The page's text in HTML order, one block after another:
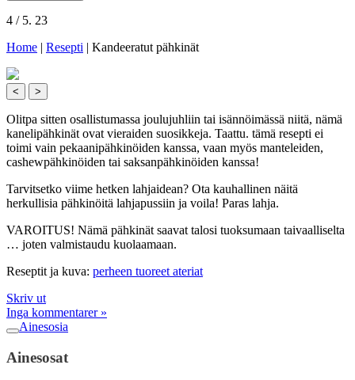
4 / 5. 23
Home | Resepti | Kandeeratut pähkinät
< >
Olitpa sitten osallistumassa joulujuhliin tai isännöimässä niitä, nämä
kanelipähkinät ovat vieraiden suosikkeja. Taattu. tämä resepti ei
toimi vain pekaanipähkinöiden kanssa, vaan myös manteleiden,
cashewpähkinöiden tai saksanpähkinöiden kanssa!
Tarvitsetko viime hetken lahjaidean? Ota kauhallinen näitä
herkullisia pähkinöitä lahjapussiin ja voila! Paras lahja.
VAROITUS! Nämä pähkinät saavat talosi tuoksumaan taivaalliselta
… joten valmistaudu kuolaamaan.
Reseptit ja kuva: perheen tuoreet ateriat
Skriv ut
Inga kommentarer »
Ainesosia
Ainesosat